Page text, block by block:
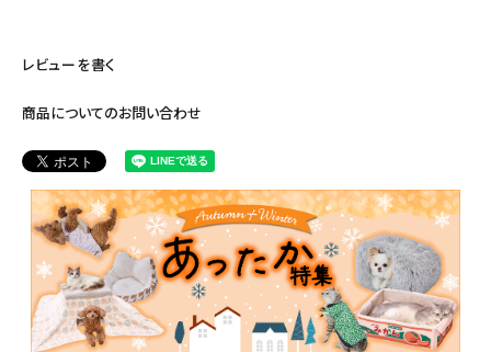
レビューを書く
商品についてのお問い合わせ